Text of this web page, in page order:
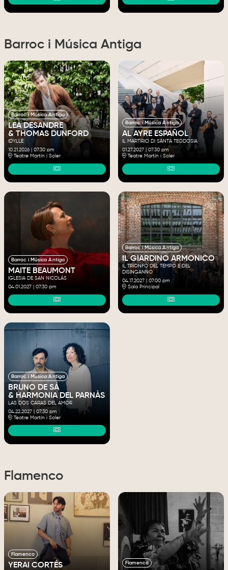
Barroc i Música Antiga
Barroc i Música Antiga
LEA DESANDRE
& THOMAS DUNFORD
IDYLLE
10.21.2026| 07:30 pm
Teatre Martín i Soler
Barroc i Música Antiga
AL AYRE ESPAÑOL
IL MARTIRIO DI SANTA TEODOSIA
01.27.2027| 07:30 pm
Teatre Martín i Soler
Barroc i Música Antiga
MAITE BEAUMONT
IGLESIA DE SAN NICOLÁS
04.01.2027| 07:30 pm
Barroc i Música Antiga
IL GIARDINO ARMONICO
IL TRIONFO DEL TEMPO E DEL
DISINGANNO
04.17.2027| 07:00 pm
Sala Principal
Barroc i Música Antiga
BRUNO DE SÁ
& HARMONIA DEL PARNÀS
LAS DOS CARAS DEL AMOR
04.22.2027| 07:30 pm
Teatre Martín i Soler
Flamenco
Flamenco
YERAI CORTÉS Flamenco